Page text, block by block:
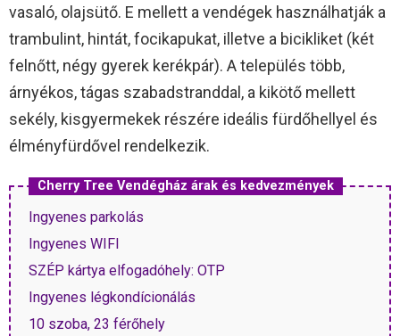
vasaló, olajsütő. E mellett a vendégek használhatják a
trambulint, hintát, focikapukat, illetve a bicikliket (két
felnőtt, négy gyerek kerékpár). A település több,
árnyékos, tágas szabadstranddal, a kikötő mellett
sekély, kisgyermekek részére ideális fürdőhellyel és
élményfürdővel rendelkezik.
Cherry Tree Vendégház árak és kedvezmények
Ingyenes parkolás
Ingyenes WIFI
SZÉP kártya elfogadóhely: OTP
Ingyenes légkondícionálás
10 szoba, 23 férőhely